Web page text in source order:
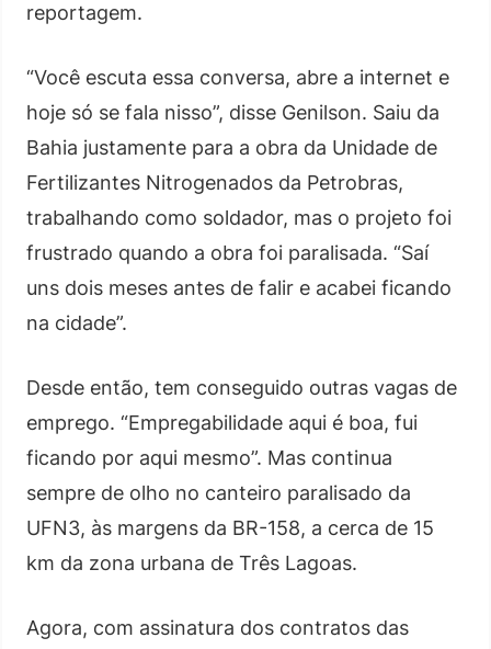
reportagem.
“Você escuta essa conversa, abre a internet e
hoje só se fala nisso”, disse Genilson. Saiu da
Bahia justamente para a obra da Unidade de
Fertilizantes Nitrogenados da Petrobras,
trabalhando como soldador, mas o projeto foi
frustrado quando a obra foi paralisada. “Saí
uns dois meses antes de falir e acabei ficando
na cidade”.
Desde então, tem conseguido outras vagas de
emprego. “Empregabilidade aqui é boa, fui
ficando por aqui mesmo”. Mas continua
sempre de olho no canteiro paralisado da
UFN3, às margens da BR-158, a cerca de 15
km da zona urbana de Três Lagoas.
Agora, com assinatura dos contratos das